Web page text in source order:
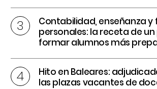
Contabilidad, enseñanza y
personales: la receta de
formar alumnos más
Hito en Baleares:
las plazas vacantes de